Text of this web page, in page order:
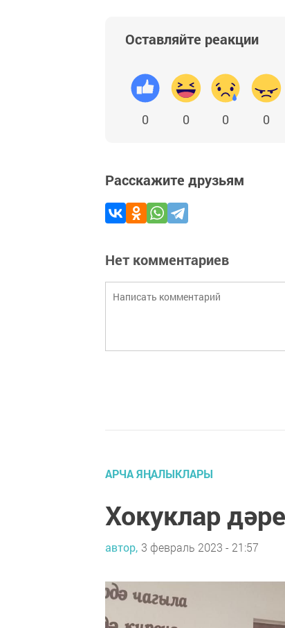
Оставляйте реакции
0 0 0 0
Расскажите друзьям
Нет комментариев
АРЧА ЯҢАЛЫКЛАРЫ
Хокуклар
автор, 3 февраль 2023 - 21:57